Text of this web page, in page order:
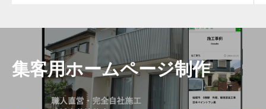
集客用ホームページ制作